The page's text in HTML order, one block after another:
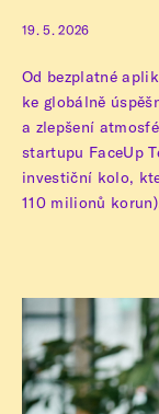
19. 5. 2026
Od bezplatné
ke globálně
a zlepšení
startupu FaceUp
investiční kolo,
110 milionů